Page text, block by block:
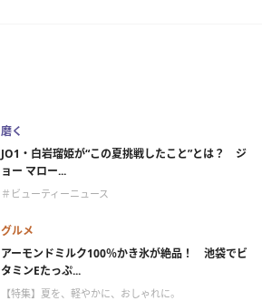
磨く
JO1・白岩瑠姫が“この夏挑戦したこと”とは？ ジ
ョー マロー...
＃ビューティーニュース
グルメ
アーモンドミルク100％かき氷が絶品！ 池袋でビ
タミンEたっぷ...
【特集】夏を、軽やかに、おしゃれに。